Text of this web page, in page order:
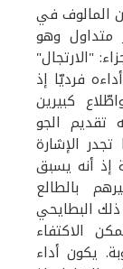
المالوف في
متداول وهو
"الارتجال"
فرديّا إذ
كبيرين
تقديم الجو
الإشارة
إذ أنه يسبق
بالطالع
ذلك البطايحي
الاكتفاء
يكون أداء